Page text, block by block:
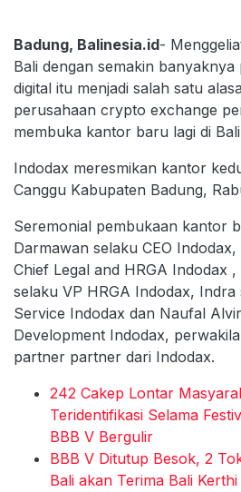
Badung, Balinesia.id-
Bali dengan semakin banyaknya
digital itu menjadi salah satu
perusahaan crypto exchange
membuka kantor baru lagi di
Indodax meresmikan kantor
Canggu Kabupaten Badung,
Seremonial pembukaan kantor
Darmawan selaku CEO
Chief Legal and HRGA Indodax
selaku VP HRGA Indodax,
Service Indodax dan Naufal
Development Indodax,
partner partner dari Indodax.
242 Cakep Lontar
Teridentifikasi Selama
BBB V Bergulir
BBB V Ditutup Besok, 2
Bali akan Terima Bali